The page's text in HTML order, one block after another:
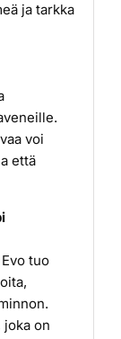
ja tarkka
voi
että
tuo
joka on